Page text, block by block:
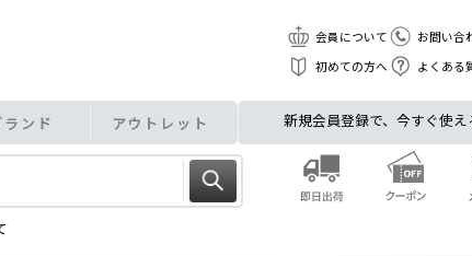
会員について
お問い合
初めての方へ
よくある
ランド アウトレット 新規会員登録で、今すぐ使え